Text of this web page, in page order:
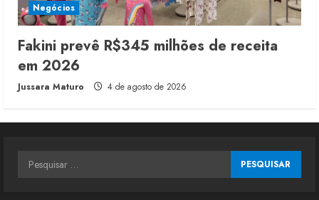
Negócios
Fakini prevê R$345 milhões de receita
em 2026
Jussara Maturo 4 de agosto de 2026
Pesquisar